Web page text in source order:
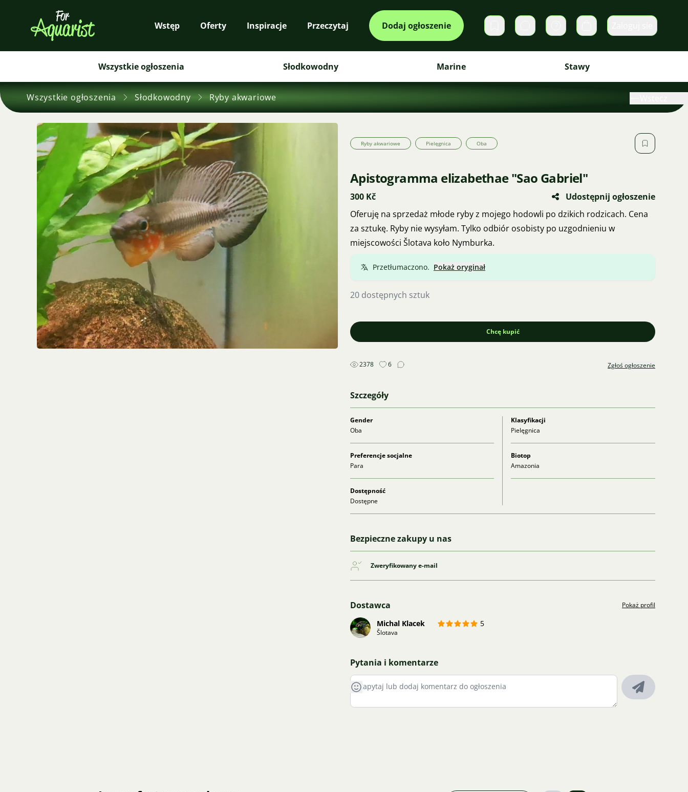
Wstęp Oferty Inspiracje Przeczytaj Dodaj ogłoszenie Prywatne wiadomości
Koszyk
Wszystkie ogłoszenia Słodkowodny Marine Stawy
Wszystkie ogłoszenia Słodkowodny Ryby akwariowe
Ryby akwariowe Pielęgnica Oba
Apistogramma elizabethae "Sao Gabriel"
300 Kč
Udostępnij ogłoszenie
Oferuję na sprzedaż młode ryby z mojego hodowli po dzikich rodzicach. Cena
za sztukę. Ryby nie wysyłam. Tylko odbiór osobisty po uzgodnieniu w
miejscowości Šlotava koło Nymburka.
Przetłumaczono. Pokaż oryginał
20 dostępnych sztuk
Chcę kupić
2378 6 Zgłoś ogłoszenie
Szczegóły
Gender
Oba
Klasyfikacji
Pielęgnica
Preferencje socjalne
Para
Biotop
Amazonia
Dostępność
Dostępne
Bezpieczne zakupy u nas
Zweryfikowany e-mail
Dostawca Pokaż profil
Michal Klacek 5
Šlotava
Pytania i komentarze